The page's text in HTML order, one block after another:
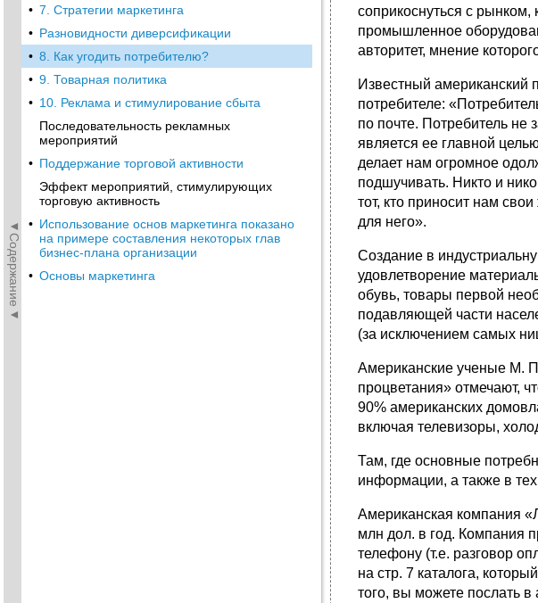
◄Содержание◄
• 7. Стратегии маркетинга
• Разновидности диверсификации
• 8. Как угодить потребителю?
• 9. Товарная политика
• 10. Реклама и стимулирование сбыта
Последовательность рекламных
мероприятий
• Поддержание торговой активности
Эффект мероприятий, стимулирующих
торговую активность
• Использование основ маркетинга показано
на примере составления некоторых глав
бизнес-плана организации
• Основы маркетинга
соприкоснуться с
промышленное
авторитет, мне­ние
Известный американский
потребителе:
по почте. По­требитель не
является ее главной
делает нам огромное
подшучивать. Никто и
тот, кто приносит нам
для него».
Создание в
удовлетворение
обувь, товары первой
подавляющей части
(за исключением самых
Американские ученые М.
процветания» отмечают,
90% амери­канских
включая телевизоры,
Там, где основные
информации, а также в
Американская компания
млн дол. в год. Компания
телефо­ну (т.е. разговор
на стр. 7 каталога,
того, вы може­те послать